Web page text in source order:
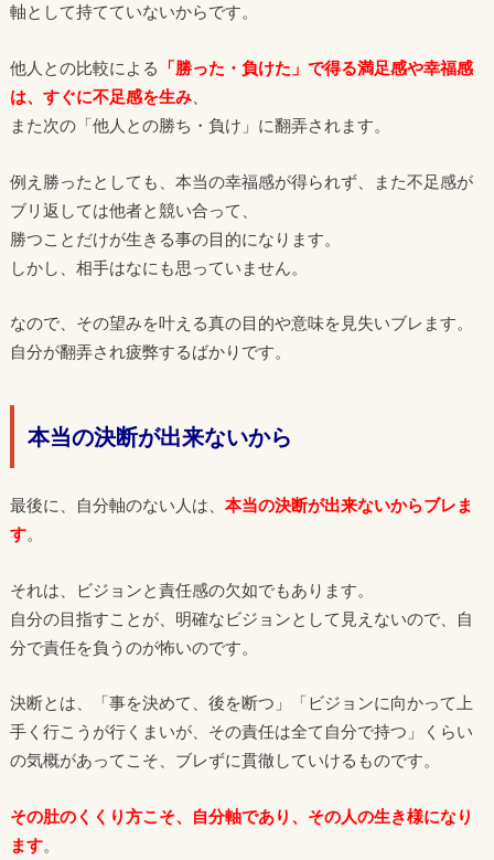
軸として持てていないからです。
他人との比較による
「勝った・負けた」で得る満足感や幸福感
は、すぐに不足感を生み、
また次の「他人との勝ち・負け」に翻弄されます。
例え勝ったとしても、本当の幸福感が得られず、また不足感が
ブリ返しては他者と競い合って、
勝つことだけが生きる事の目的になります。
しかし、相手はなにも思っていません。
なので、その望みを叶える真の目的や意味を見失いブレます。
自分が翻弄され疲弊するばかりです。
本当の決断が出来ないから
最後に、自分軸のない人は、 本当の決断が出来ないからブレま
す。
それは、ビジョンと責任感の欠如でもあります。
自分の目指すことが、明確なビジョンとして見えないので、自
分で責任を負うのが怖いのです。
決断とは、「事を決めて、後を断つ」「ビジョンに向かって上
手く行こうが行くまいが、その責任は全て自分で持つ」くらい
の気概があってこそ、ブレずに貫徹していけるものです。
その肚のくくり方こそ、自分軸であり、その人の生き様になり
ます。